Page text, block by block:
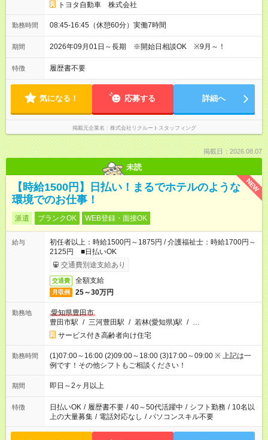
トヨタ自動車 株式会社
勤務時間 08:45-16:45（休憩60分）実働7時間
期間 2026年09月01日～長期 ※開始日相談OK ※9月～！
特徴 履歴書不要
気になる！ 応募する 詳細へ
掲載元企業名 株式会社リクルートスタッフィング
掲載日：2026.08.07
未読
NEW
【時給1500円】日払い！まるでホテルのような
環境でのお仕事！
派遣 ブランクOK WEB登録・面接OK
給与
初任者以上：時給1500円～1875円 / 介護福祉士：時給1700円～
2125円 ■日払いOK
交通費別途支給あり
交通費 全額支給
月収例 25～30万円
勤務地
愛知県豊田市
豊田市駅 / 三河豊田駅 / 若林(愛知県)駅 / …
サービス付き高齢者向け住宅
勤務時間
(1)07:00～16:00 (2)09:00～18:00 (3)17:00～09:00 ※ 上記は一
例です！その他シフトもご相談ください！
期間 即日～2ヶ月以上
特徴 日払いOK / 履歴書不要 / 40～50代活躍中 / シフト勤務 / 10名以
上の大量募集 / 電話対応なし / パソコンスキル不要